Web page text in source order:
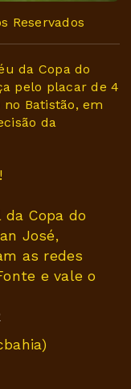
Reservados
da Copa do
pelo placar de 4
Batistão, em
da
da Copa do
José,
as redes
e vale o